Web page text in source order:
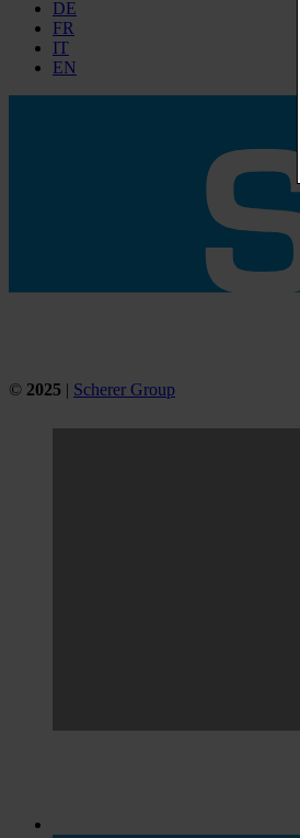
DE
FR
IT
EN
© 2025 | Scherer Group